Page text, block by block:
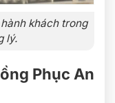
khách trong
lý.
Phục An